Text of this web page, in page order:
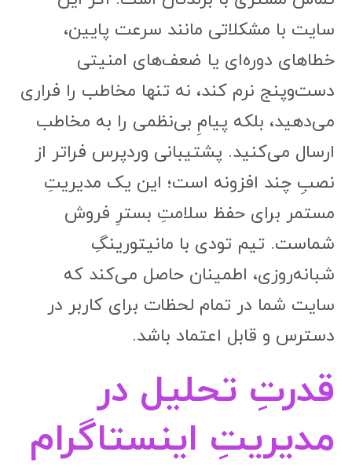
سایت با مشکلاتی مانند سرعت پایین،
خطاهای دوره‌ای یا ضعف‌های امنیتی
دست‌وپنج نرم کند، نه تنها مخاطب را فراری
می‌دهید، بلکه پیامِ بی‌نظمی را به مخاطب
ارسال می‌کنید. پشتیبانی وردپرس فراتر از
نصبِ چند افزونه است؛ این یک مدیریتِ
مستمر برای حفظ سلامتِ بسترِ فروش
شماست. تیم تودی با مانیتورینگِ
شبانه‌روزی، اطمینان حاصل می‌کند که
سایت شما در تمام لحظات برای کاربر در
دسترس و قابل اعتماد باشد.
قدرتِ تحلیل در
مدیریتِ اینستاگرام